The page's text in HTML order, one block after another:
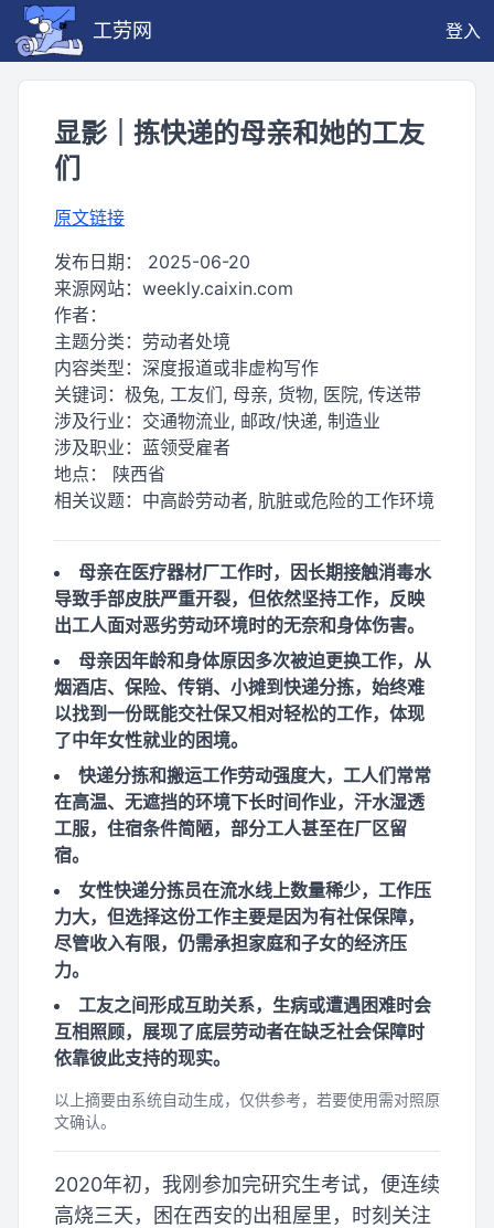
工劳网 登入
显影｜拣快递的母亲和她的工友
们
原文链接
发布日期： 2025-06-20
来源网站： weekly.caixin.com
作者：
主题分类： 劳动者处境
内容类型： 深度报道或非虚构写作
关键词： 极兔, 工友们, 母亲, 货物, 医院, 传送带
涉及行业： 交通物流业, 邮政/快递, 制造业
涉及职业： 蓝领受雇者
地点： 陕西省
相关议题： 中高龄劳动者, 肮脏或危险的工作环境
母亲在医疗器材厂工作时，因长期接触消毒水
导致手部皮肤严重开裂，但依然坚持工作，反映
出工人面对恶劣劳动环境时的无奈和身体伤害。
母亲因年龄和身体原因多次被迫更换工作，从
烟酒店、保险、传销、小摊到快递分拣，始终难
以找到一份既能交社保又相对轻松的工作，体现
了中年女性就业的困境。
快递分拣和搬运工作劳动强度大，工人们常常
在高温、无遮挡的环境下长时间作业，汗水湿透
工服，住宿条件简陋，部分工人甚至在厂区留
宿。
女性快递分拣员在流水线上数量稀少，工作压
力大，但选择这份工作主要是因为有社保保障，
尽管收入有限，仍需承担家庭和子女的经济压
力。
工友之间形成互助关系，生病或遭遇困难时会
互相照顾，展现了底层劳动者在缺乏社会保障时
依靠彼此支持的现实。
以上摘要由系统自动生成，仅供参考，若要使用需对照原
文确认。
2020年初，我刚参加完研究生考试，便连续
高烧三天，困在西安的出租屋里，时刻关注